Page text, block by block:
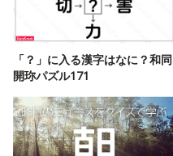
「？」に入る漢字はなに？和同
開珎パズル171